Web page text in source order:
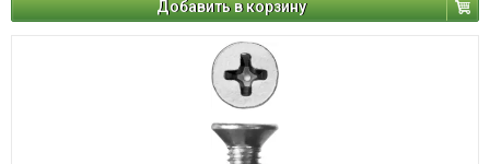
Добавить в корзину